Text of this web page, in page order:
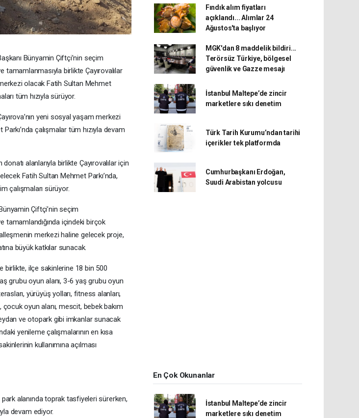
Bünyamin Çiftçi’nin seçim
tamamlanmasıyla birlikte Çayırovalılar
olacak Fatih Sultan Mehmet
tüm hızıyla sürüyor.
yeni sosyal yaşam merkezi
çalışmalar tüm hızıyla devam
alanlarıyla birlikte Çayırovalılar için
Fatih Sultan Mehmet Parkı’nda,
çalışmaları sürüyor.
Çiftçi’nin seçim
tamamlandığında içindeki birçok
merkezi haline gelecek proje,
büyük katkılar sunacak.
birlikte, ilçe sakinlerine 18 bin 500
grubu oyun alanı, 3-6 yaş grubu oyun
yürüyüş yolları, fitness alanları,
çocuk oyun alanı, mescit, bebek bakım
ve otopark gibi imkanlar sunacak
yenileme çalışmalarının en kısa
kullanımına açılması
alanında toprak tasfiyeleri sürerken,
devam ediyor.
Fındık alım fiyatları
açıklandı... Alımlar 24
Ağustos'ta başlıyor
MGK'dan 8 maddelik bildiri...
Terörsüz Türkiye, bölgesel
güvenlik ve Gazze mesajı
İstanbul Maltepe’de zincir
marketlere sıkı denetim
Türk Tarih Kurumu’ndan tarihi
içerikler tek platformda
Cumhurbaşkanı Erdoğan,
Suudi Arabistan yolcusu
En Çok Okunanlar
İstanbul Maltepe’de zincir
marketlere sıkı denetim